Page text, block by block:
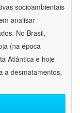
socioambientais
analisar
No Brasil,
(na época
Atlântica e hoje
a desmatamentos,